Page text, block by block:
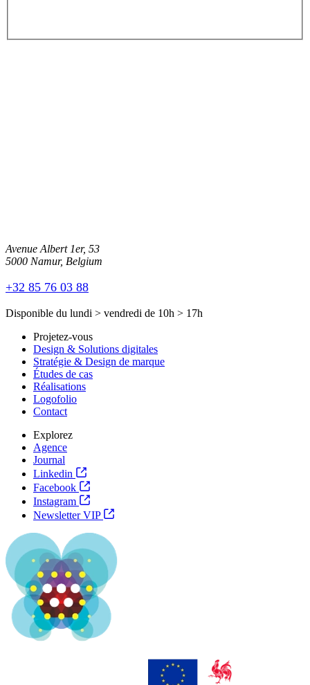
Avenue Albert 1er, 53
5000 Namur, Belgium
+32 85 76 03 88
Disponible du lundi > vendredi de 10h > 17h
Projetez-vous
Design & Solutions digitales
Stratégie & Design de marque
Études de cas
Réalisations
Logofolio
Contact
Explorez
Agence
Journal
Linkedin
Facebook
Instagram
Newsletter VIP